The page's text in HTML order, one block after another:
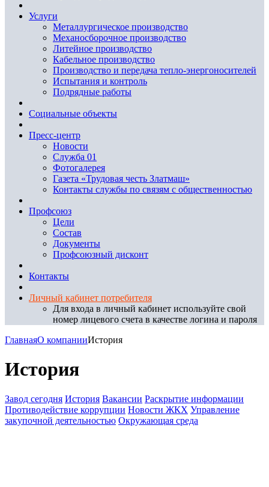
Услуги
Металлургическое производство
Механосборочное производство
Литейное производство
Кабельное производство
Производство и передача тепло-энергоносителей
Испытания и контроль
Подрядные работы
Социальные объекты
Пресс-центр
Новости
Служба 01
Фотогалерея
Газета «Трудовая честь Златмаш»
Контакты службы по связям с общественностью
Профсоюз
Цели
Состав
Документы
Профсоюзный дисконт
Контакты
Личный кабинет потребителя
Для входа в личный кабинет используйте свой
номер лицевого счета в качестве логина и пароля
ГлавнаяО компанииИстория
История
Завод сегодня История Вакансии Раскрытие информации
Противодействие коррупции Новости ЖКХ Управление
закупочной деятельностью Окружающая среда